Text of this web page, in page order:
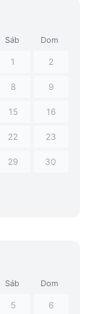
Sáb Dom
1 2
8 9
15 16
22 23
29 30
Sáb Dom
5 6